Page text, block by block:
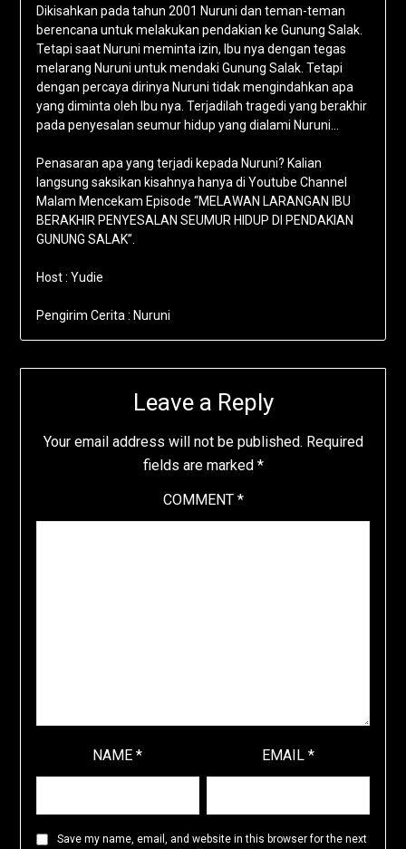
Dikisahkan pada tahun 2001 Nuruni dan teman-teman
berencana untuk melakukan pendakian ke Gunung Salak.
Tetapi saat Nuruni meminta izin, Ibu nya dengan tegas
melarang Nuruni untuk mendaki Gunung Salak. Tetapi
dengan percaya dirinya Nuruni tidak mengindahkan apa
yang diminta oleh Ibu nya. Terjadilah tragedi yang berakhir
pada penyesalan seumur hidup yang dialami Nuruni…
Penasaran apa yang terjadi kepada Nuruni? Kalian
langsung saksikan kisahnya hanya di Youtube Channel
Malam Mencekam Episode “MELAWAN LARANGAN IBU
BERAKHIR PENYESALAN SEUMUR HIDUP DI PENDAKIAN
GUNUNG SALAK”.
Host : Yudie
Pengirim Cerita : Nuruni
Leave a Reply
Your email address will not be published. Required
fields are marked *
COMMENT *
NAME* EMAIL*
Save my name, email, and website in this browser for the next